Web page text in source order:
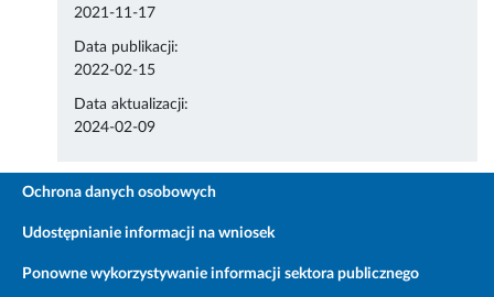
2021-11-17
Data publikacji:
2022-02-15
Data aktualizacji:
2024-02-09
Ochrona danych osobowych
Udostępnianie informacji na wniosek
Ponowne wykorzystywanie informacji sektora publicznego